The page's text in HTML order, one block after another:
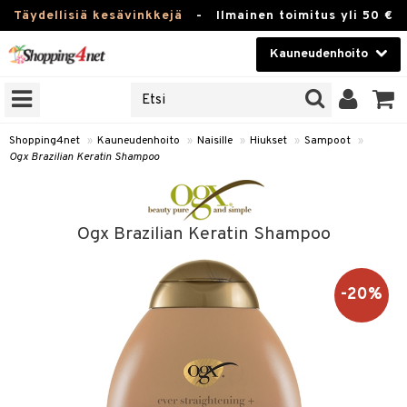
Täydellisiä kesävinkkejä - Ilmainen toimitus yli 50 €
Kauneudenhoito
Kauneudenhoito
Piilolinssit
Lelut, Lapsi & Vauva
Shopping4net » Kauneudenhoito » Naisille » Hiukset » Sampoot »
Ogx Brazilian Keratin Shampoo
Ogx Brazilian Keratin Shampoo
-20%